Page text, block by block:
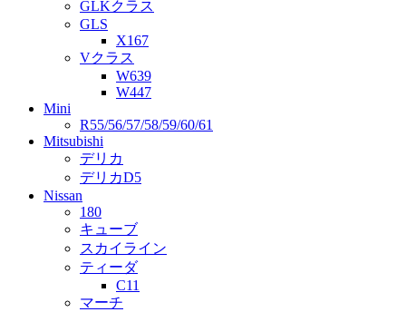
GLKクラス
GLS
X167
Vクラス
W639
W447
Mini
R55/56/57/58/59/60/61
Mitsubishi
デリカ
デリカD5
Nissan
180
キューブ
スカイライン
ティーダ
C11
マーチ